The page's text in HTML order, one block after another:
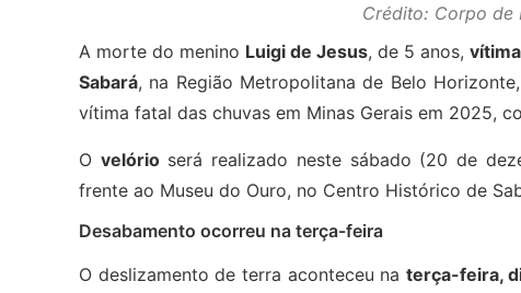
Crédito: Corpo de
A morte do menino Luigi de Jesus, de 5 anos,
Sabará, na Região Metropolitana de Belo
vítima fatal das chuvas em Minas Gerais em 2025,
O velórioserá realizado neste sábado (20 de
frente ao Museu do Ouro, no Centro Histórico de
Desabamento ocorreu na terça-feira
O deslizamento de terra aconteceu na terça-feira,